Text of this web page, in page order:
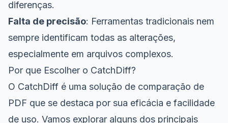
diferenças.
Falta de precisão: Ferramentas tradicionais nem
sempre identificam todas as alterações,
especialmente em arquivos complexos.
Por que Escolher o CatchDiff?
O CatchDiff é uma solução de comparação de
PDF que se destaca por sua eficácia e facilidade
de uso. Vamos explorar alguns dos principais